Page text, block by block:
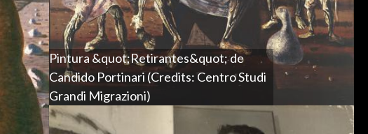
Pintura &quot;Retirantes&quot; de
Candido Portinari (Credits: Centro Studi
Grandi Migrazioni)